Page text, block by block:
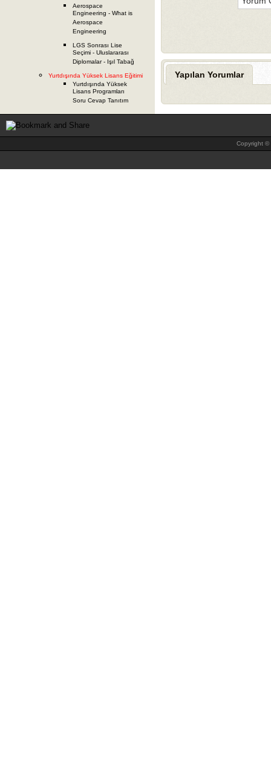
Aerospace
Engineering - What is
Aerospace
Engineering
LGS Sonrası Lise
Seçimi - Uluslararası
Diplomalar - Işıl Tabağ
Yurtdışında Yüksek Lisans Eğitimi
Yurtdışında Yüksek
Lisans Programları
Soru Cevap Tanıtım
Yapılan Yorumlar
Copyright ©